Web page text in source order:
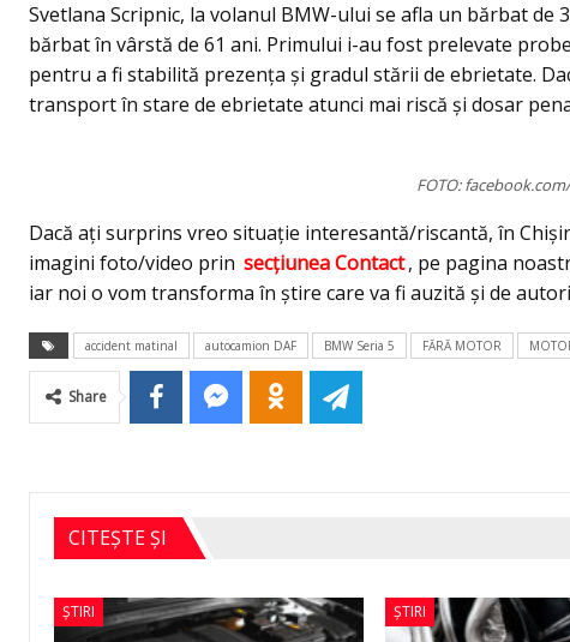
Svetlana Scripnic, la volanul BMW-ului se afla un bărbat de
bărbat în vârstă de 61 ani. Primului i-au fost prelevate
pentru a fi stabilită prezența și gradul stării de ebrietate.
transport în stare de ebrietate atunci mai riscă şi dosar
FOTO:
Dacă aţi surprins vreo situaţie interesantă/riscantă, în
imagini foto/video prin secţiunea Contact, pe pagina
iar noi o vom transforma în ştire care va fi auzită şi de
accident matinal autocamion DAF BMW Seria 5 FĂRĂ MOTOR
Share
CITEȘTE ȘI
ȘTIRI ȘTIRI